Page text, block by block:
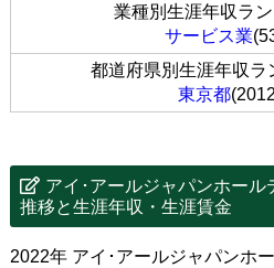
業種別生涯年収ラン
サービス業
都道府県別生涯年収ラ
東京都
アイ･アールジャパンホール
推移と生涯年収・生涯賃金
2022年 アイ･アールジャパンホ